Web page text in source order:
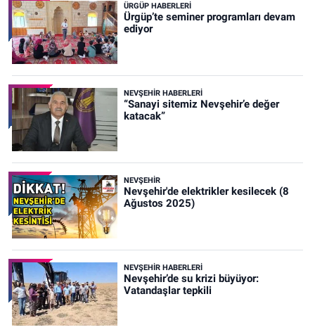
ÜRGÜP HABERLERI
Ürgüp’te seminer programları devam
ediyor
NEVŞEHIR HABERLERI
“Sanayi sitemiz Nevşehir’e değer
katacak”
NEVŞEHIR
Nevşehir'de elektrikler kesilecek (8
Ağustos 2025)
NEVŞEHIR HABERLERI
Nevşehir’de su krizi büyüyor:
Vatandaşlar tepkili